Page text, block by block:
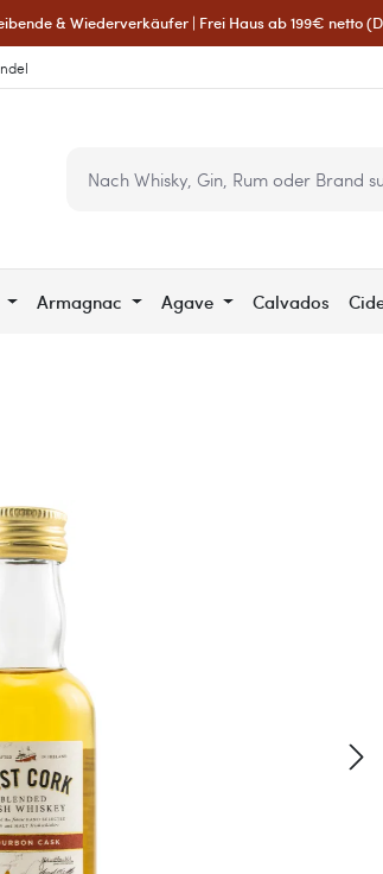
& Wiederverkäufer | Frei Haus ab 199€ netto
Armagnac Agave Calvados